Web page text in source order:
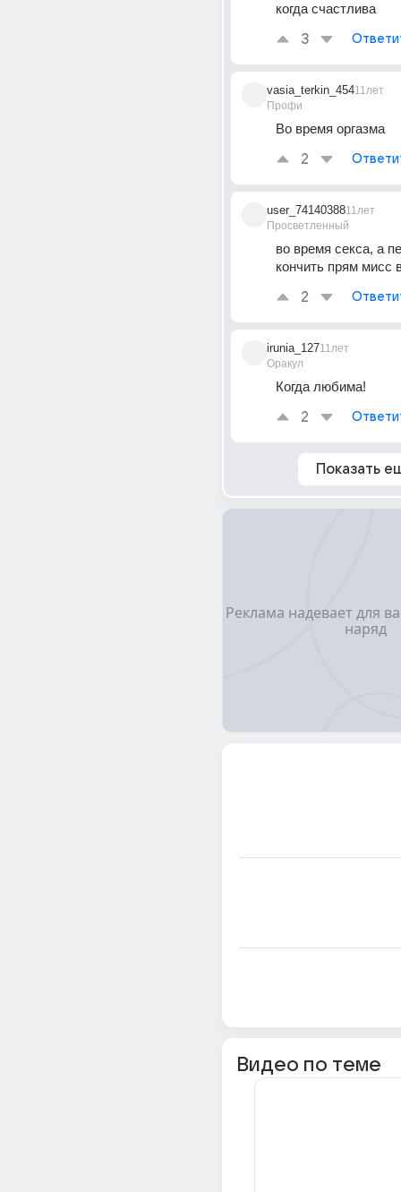
когда счастлива
3
vasia_terkin_454
Профи
11лет
Во время оргазма
2
user_74140388
Просветленный
11лет
во время секса, а
кончить прям мисс
2
irunia_127
Оракул
11лет
Когда любима!
2
Показать
Видео по теме